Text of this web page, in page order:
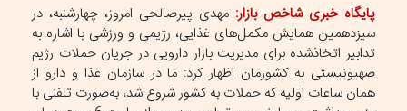
پایگاه خبری شاخص بازار: مهدی پیرصالحی امروز، چهارشنبه، در
سیزدهمین همایش مکمل‌های غذایی، رژیمی و ورزشی با اشاره به
تدابیر اتخاذشده برای مدیریت بازار دارویی در جریان حملات رژیم
صهیونیستی به کشورمان اظهار کرد: ما در سازمان غذا و دارو از
همان ساعات اولیه که حملات به کشور شروع شد، به‌صورت تلفنی با